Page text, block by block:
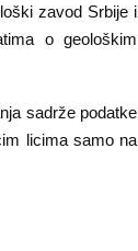
zavod Srbije i
o geološkim
sadrže podatke
licima samo na